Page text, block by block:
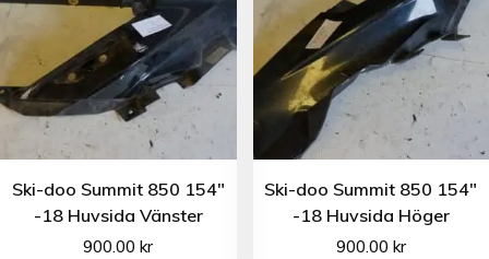
Ski-doo Summit 850 154″
-18 Huvsida Vänster
900.00kr
Ski-doo Summit 850 154″
-18 Huvsida Höger
900.00 kr